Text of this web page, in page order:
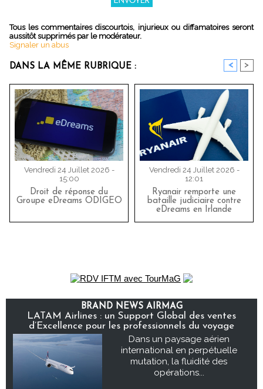
Tous les commentaires discourtois, injurieux ou diffamatoires seront
aussitôt supprimés par le modérateur.
Signaler un abus
DANS LA MÊME RUBRIQUE : < >
Vendredi 24 Juillet 2026 -
15:00
Droit de réponse du
Groupe eDreams ODIGEO
Vendredi 24 Juillet 2026 -
12:01
Ryanair remporte une
bataille judiciaire contre
eDreams en Irlande
BRAND NEWS AIRMAG
LATAM Airlines : un Support Global des ventes
d’Excellence pour les professionnels du voyage
Dans un paysage aérien
international en perpétuelle
mutation, la fluidité des
opérations...